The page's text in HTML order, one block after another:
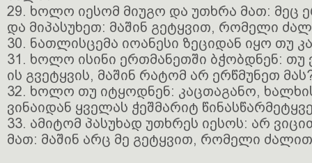
29. ხოლო იესომ მიუგო და უთხრა მათ: მეც
და მიპასუხეთ: მაშინ გეტყვით, რომელი
30. ნათლისცემა იოანესი ზეციდან იყო თუ
31. ხოლო ისინი ერთმანეთში ბჭობდნენ: თუ
ის გვეტყვის, მაშინ რატომ არ ერწმუნეთ
32. ხოლო თუ იტყოდნენ: კაცთაგანო,
ვინაიდან ყველას ჭეშმარიტ
33. ამიტომ პასუხად უთხრეს იესოს: არ
მათ: მაშინ არც მე გეტყვით, რომელი ძალით